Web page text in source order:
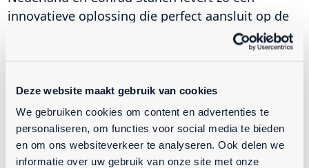
Deze website maakt gebruik van cookies
We gebruiken cookies om content en advertenties te
personaliseren, om functies voor social media te bieden
en om ons websiteverkeer te analyseren. Ook delen we
informatie over uw gebruik van onze site met onze
innovatieve oplossing die perfect aansluit op de
praktische eisen van moderne bronbemalings- en
FOTO'S